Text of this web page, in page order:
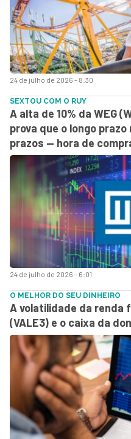
24 de julho de 2026 - 8:30
24 de julho de 2026 - 6:01
SEXTOU COM O RUY
A alta de 10% da WEG
prova que o longo
prazos — hora de
O MELHOR DO SEU DINHEIRO
A volatilidade da renda
(VALE3) e o caixa da